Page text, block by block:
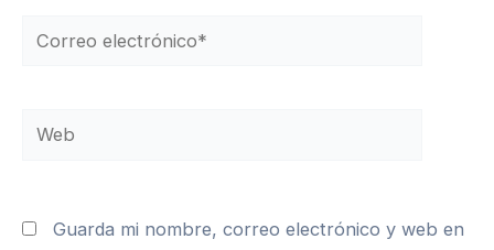
Correo
Web
Guarda mi nombre, correo electrónico y web en